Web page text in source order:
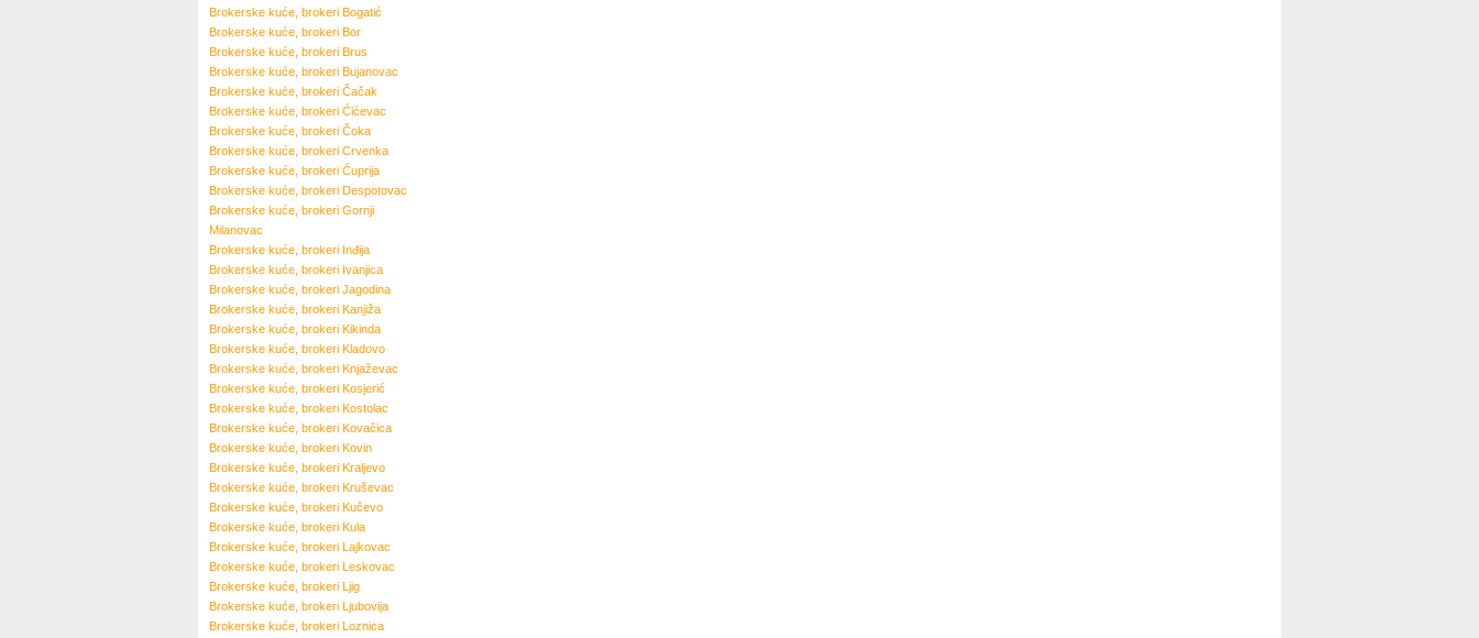
Brokerske kuće, brokeri Bogatić
Brokerske kuće, brokeri Bor
Brokerske kuće, brokeri Brus
Brokerske kuće, brokeri Bujanovac
Brokerske kuće, brokeri Čačak
Brokerske kuće, brokeri Ćićevac
Brokerske kuće, brokeri Čoka
Brokerske kuće, brokeri Crvenka
Brokerske kuće, brokeri Ćuprija
Brokerske kuće, brokeri Despotovac
Brokerske kuće, brokeri Gornji
Milanovac
Brokerske kuće, brokeri Inđija
Brokerske kuće, brokeri Ivanjica
Brokerske kuće, brokeri Jagodina
Brokerske kuće, brokeri Kanjiža
Brokerske kuće, brokeri Kikinda
Brokerske kuće, brokeri Kladovo
Brokerske kuće, brokeri Knjaževac
Brokerske kuće, brokeri Kosjerić
Brokerske kuće, brokeri Kostolac
Brokerske kuće, brokeri Kovačica
Brokerske kuće, brokeri Kovin
Brokerske kuće, brokeri Kraljevo
Brokerske kuće, brokeri Kruševac
Brokerske kuće, brokeri Kučevo
Brokerske kuće, brokeri Kula
Brokerske kuće, brokeri Lajkovac
Brokerske kuće, brokeri Leskovac
Brokerske kuće, brokeri Ljig
Brokerske kuće, brokeri Ljubovija
Brokerske kuće, brokeri Loznica